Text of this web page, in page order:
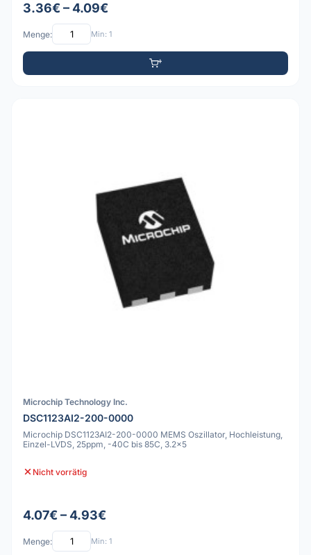
3.36€ – 4.09€
Menge: Min: 1
Microchip Technology Inc.
DSC1123AI2-200-0000
Microchip DSC1123AI2-200-0000 MEMS Oszillator, Hochleistung,
Einzel-LVDS, 25ppm, -40C bis 85C, 3.2x5
Nicht vorrätig
4.07€ – 4.93€
Menge: Min: 1